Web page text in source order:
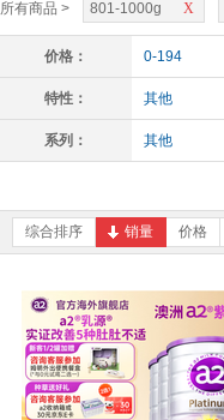
所有商品 > X
801-1000g
价格： 0-194
特性： 其他
系列： 其他
综合排序 销量 价格